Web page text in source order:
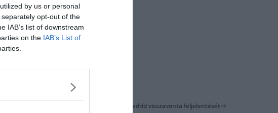
by us or personal
opt-out of the
IAB’s list of downstream
on the IAB’s List of
Az Atletico Madrid visszavonta feljelentését